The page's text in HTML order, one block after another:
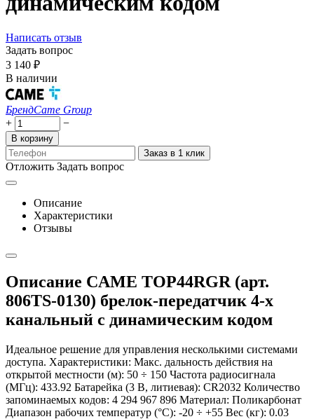
Написать отзыв
Задать вопрос
3 140 ₽
В наличии
БрендCame Group
+
−
В корзину
Заказ в 1 клик
Отложить Задать вопрос
Описание
Характеристики
Отзывы
Описание CAME TOP44RGR (арт.
806TS-0130) брелок-передатчик 4-х
канальный с динамическим кодом
Идеальное решение для управления несколькими системами
доступа. Характеристики: Макс. дальность действия на
открытой местности (м): 50 ÷ 150 Частота радиосигнала
(МГц): 433.92 Батарейка (3 В, литиевая): CR2032 Количество
запоминаемых кодов: 4 294 967 896 Материал: Поликарбонат
Диапазон рабочих температур (°C): -20 ÷ +55 Вес (кг): 0.03